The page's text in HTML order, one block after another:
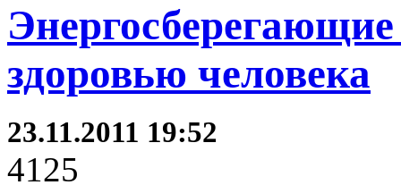
здоровью человека
23.11.2011 19:52
4125